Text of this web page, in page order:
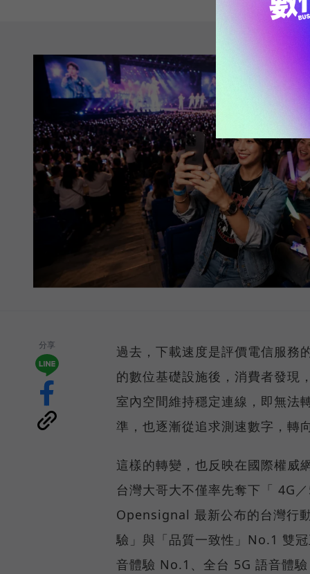
分享
過去，下載速度是評價電信服務
的數位基礎設施後，消費者發現
室內空間維持穩定連線，即無法
準，也逐漸從追求測速數字，轉
這樣的轉變，也反映在國際權
台灣大哥大不僅率先奪下「 4G
Opensignal 最新公布的台灣行
驗」與「品質一致性」No.1 雙
音體驗 No.1、全台 5G 語音體